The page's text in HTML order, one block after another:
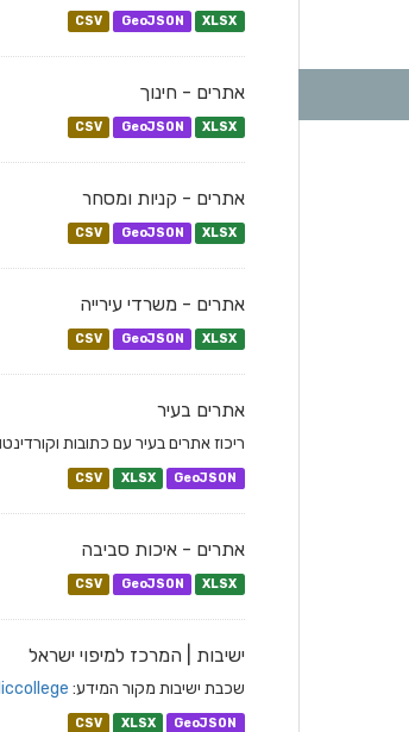
CSV GeoJSON XLSX
אתרים - חינוך
CSV GeoJSON XLSX
אתרים - קניות ומסחר
CSV GeoJSON XLSX
אתרים - משרדי עירייה
CSV GeoJSON XLSX
אתרים בעיר
ריכוז אתרים בעיר עם כתובות
CSV XLSX GeoJSON
אתרים - איכות סביבה
CSV GeoJSON XLSX
ישיבות | המרכז למיפוי ישראל
שכבת ישיבות מקור המידע:
CSV XLSX GeoJSON